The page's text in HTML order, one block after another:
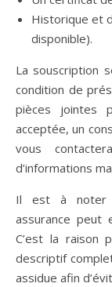
Historique et
disponible).
La souscription
condition de
pièces jointes
acceptée, un
vous
d’informations
Il est à noter
assurance peut
C’est la raison
descriptif
assidue afin